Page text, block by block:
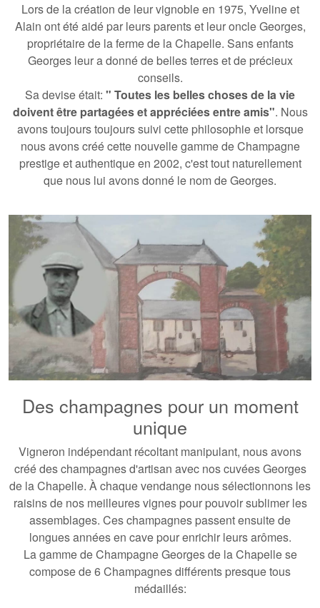
Lors de la création de leur vignoble en 1975, Yveline et
Alain ont été aidé par leurs parents et leur oncle Georges,
propriétaire de la ferme de la Chapelle. Sans enfants
Georges leur a donné de belles terres et de précieux
conseils.
Sa devise était: " Toutes les belles choses de la vie
doivent être partagées et appréciées entre amis". Nous
avons toujours toujours suivi cette philosophie et lorsque
nous avons créé cette nouvelle gamme de Champagne
prestige et authentique en 2002, c'est tout naturellement
que nous lui avons donné le nom de Georges.
Des champagnes pour un moment
unique
Vigneron indépendant récoltant manipulant, nous avons
créé des champagnes d'artisan avec nos cuvées Georges
de la Chapelle. À chaque vendange nous sélectionnons les
raisins de nos meilleures vignes pour pouvoir sublimer les
assemblages. Ces champagnes passent ensuite de
longues années en cave pour enrichir leurs arômes.
La gamme de Champagne Georges de la Chapelle se
compose de 6 Champagnes différents presque tous
médaillés: